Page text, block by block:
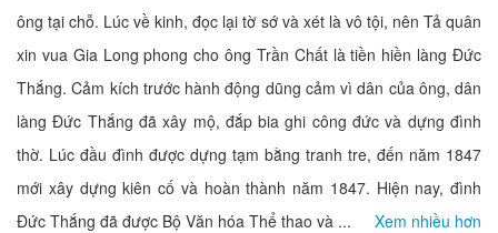
ông tại chỗ. Lúc về kinh, đọc lại tờ sớ và xét là vô tội, nên Tả quân
xin vua Gia Long phong cho ông Trần Chất là tiền hiền làng Đức
Thắng. Cảm kích trước hành động dũng cảm vì dân của ông, dân
làng Đức Thắng đã xây mộ, đắp bia ghi công đức và dựng đình
thờ. Lúc đầu đình được dựng tạm bằng tranh tre, đến năm 1847
mới xây dựng kiên cố và hoàn thành năm 1847. Hiện nay, đình
Đức Thắng đã được Bộ Văn hóa Thể thao và ...
Xem nhiều hơn